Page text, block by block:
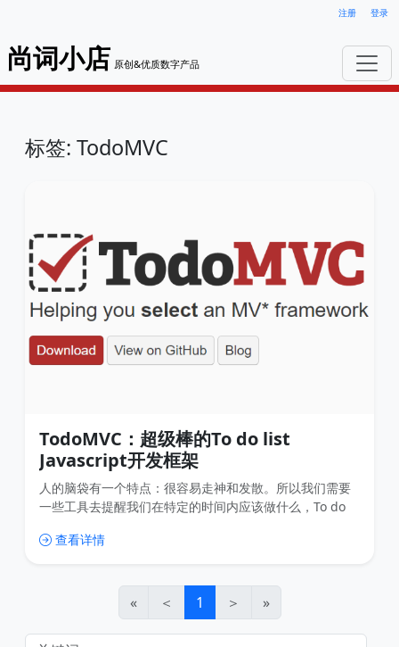
注册 登录
尚词小店 原创&优质数字产品
标签: TodoMVC
TodoMVC：超级棒的To do list
Javascript开发框架
人的脑袋有一个特点：很容易走神和发散。所以我们需要
一些工具去提醒我们在特定的时间内应该做什么，To do
间。 但是市面上To do list一般都是付费的或者集成在各种
验电脑的配置。那有没有轻量级的To do list呢？当然是有
的，而且是开源的。 今天我给大家推荐的这一款To d
查看详情
« ＜ 1 ＞ »